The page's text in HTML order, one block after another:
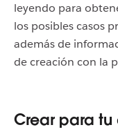
leyendo para
los posibles casos
además de
de creación con la
Crear para